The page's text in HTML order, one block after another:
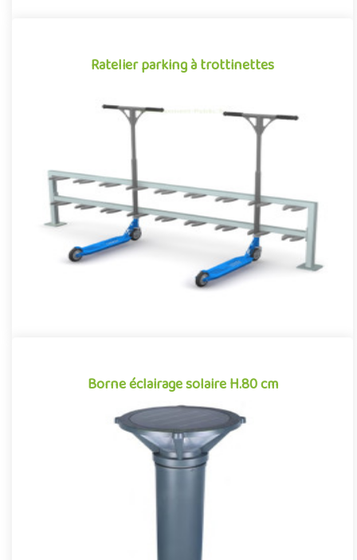
Ratelier parking à trottinettes
Ratelier parking à trottinettes
Parking à trottinettes pour aménagements publics sous forme
de râtelier. Structure métallique de 2 mètres de largeur
permetta..
Borne éclairage solaire H.80 cm
Borne éclairage solaire H.80 cm
Borne solaire à LED pour aménagements extérieurs (parcs,
jardins, squares...). Borne lumineuse de 80 centimètre de hauteur
Offre partenaire